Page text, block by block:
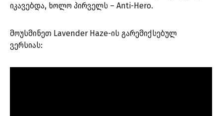
იკავებდა, ხოლო პირველს – Anti-Hero.
მოუსმინეთ Lavender Haze-ის გარემიქსებულ
ვერსიას: